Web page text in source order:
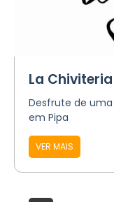
La Chiviteria
Desfrute de
em Pipa
VER MAIS